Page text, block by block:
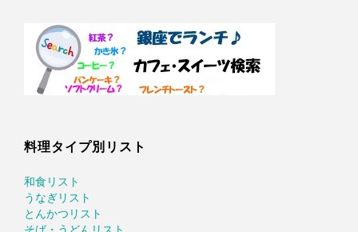
料理タイプ別リスト
和食リスト
うなぎリスト
とんかつリスト
そば・うどんリスト